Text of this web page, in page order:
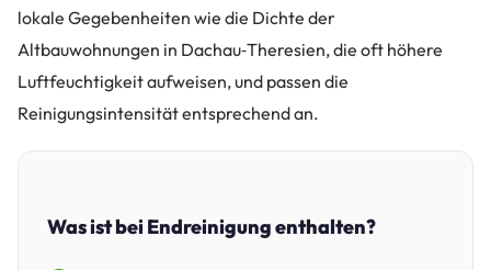
lokale Gegebenheiten wie die Dichte der
Altbauwohnungen in Dachau‑Theresien, die oft höhere
Luftfeuchtigkeit aufweisen, und passen die
Reinigungsintensität entsprechend an.
Was ist bei Endreinigung enthalten?